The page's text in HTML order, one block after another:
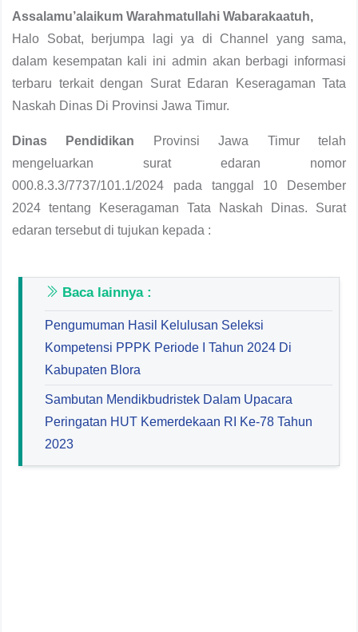
Assalamu’alaikum Warahmatullahi Wabarakaatuh,
Halo Sobat, berjumpa lagi ya di Channel yang sama,
dalam kesempatan kali ini admin akan berbagi informasi
terbaru terkait dengan Surat Edaran Keseragaman Tata
Naskah Dinas Di Provinsi Jawa Timur.
Dinas Pendidikan Provinsi Jawa Timur telah
mengeluarkan surat edaran nomor
000.8.3.3/7737/101.1/2024 pada tanggal 10 Desember
2024 tentang Keseragaman Tata Naskah Dinas. Surat
edaran tersebut di tujukan kepada :
Baca lainnya :
Pengumuman Hasil Kelulusan Seleksi
Kompetensi PPPK Periode I Tahun 2024 Di
Kabupaten Blora
Sambutan Mendikbudristek Dalam Upacara
Peringatan HUT Kemerdekaan RI Ke-78 Tahun
2023